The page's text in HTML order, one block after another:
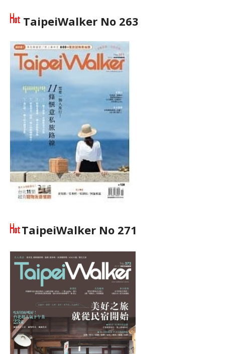
TaipeiWalker No 263
TaipeiWalker No 271